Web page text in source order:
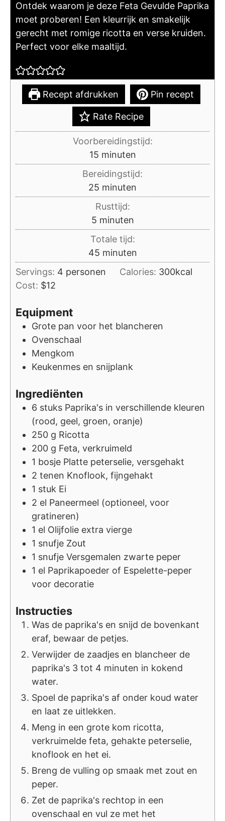
Ontdek waarom je deze Feta Gevulde Paprika
moet proberen! Een kleurrijk en smakelijk
gerecht met romige ricotta en verse kruiden.
Perfect voor elke maaltijd.
Recept afdrukken Pin recept
Rate Recipe
Voorbereidingstijd:
15minuten
minuten
Bereidingstijd:
25 minuten
minuten
Rusttijd:
5minuten
minuten
Totale tijd:
45minuten
minuten
Servings: 4 personen Calories: 300kcal
Cost: $12
Equipment
Grote pan voor het blancheren
Ovenschaal
Mengkom
Keukenmes en snijplank
Ingrediënten
6 stuks Paprika's in verschillende kleuren
(rood, geel, groen, oranje)
250 g Ricotta
200 g Feta, verkruimeld
1 bosje Platte peterselie, versgehakt
2 tenen Knoflook, fijngehakt
1 stuk Ei
2 el Paneermeel (optioneel, voor
gratineren)
1 el Olijfolie extra vierge
1 snufje Zout
1 snufje Versgemalen zwarte peper
1 el Paprikapoeder of Espelette-peper
voor decoratie
Instructies
Was de paprika's en snijd de bovenkant
eraf, bewaar de petjes.
Verwijder de zaadjes en blancheer de
paprika's 3 tot 4 minuten in kokend
water.
Spoel de paprika's af onder koud water
en laat ze uitlekken.
Meng in een grote kom ricotta,
verkruimelde feta, gehakte peterselie,
knoflook en het ei.
Breng de vulling op smaak met zout en
peper.
Zet de paprika's rechtop in een
ovenschaal en vul ze met het